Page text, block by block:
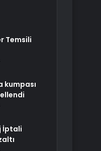
Temsili
kumpası
İptali